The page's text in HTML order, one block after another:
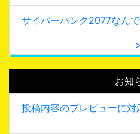
サイバーパンク2077なん
お知
投稿内容のプレビューに対